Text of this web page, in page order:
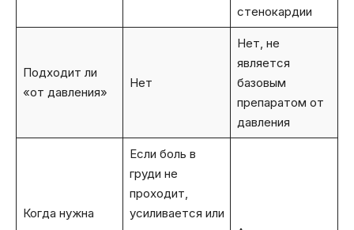
стенокардии
Подходит ли
«от давления»
Нет
Нет, не
является
базовым
препаратом от
давления
Когда нужна
Если боль в
груди не
проходит,
усиливается или